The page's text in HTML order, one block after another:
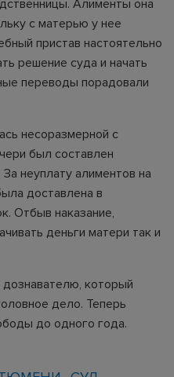
Алименты она
с матерью у нее
пристав настоятельно
решение суда и начать
переводы порадовали
несоразмерной с
был составлен
неуплату алиментов на
доставлена в
Отбыв наказание,
деньги матери так и
который
дело. Теперь
до одного года.